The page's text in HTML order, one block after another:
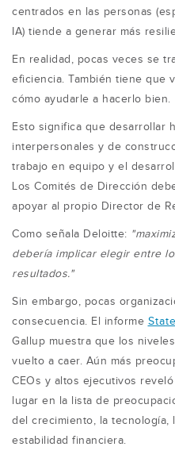
centrados en las personas
IA) tiende a generar más
En realidad, pocas veces se
eficiencia. También tiene que
cómo ayudarle a hacerlo bien.
Esto significa que desarrollar
interpersonales y de
trabajo en equipo y el
Los Comités de Dirección
apoyar al propio Director de
Como señala Deloitte:
debería implicar elegir entre
resultados."
Sin embargo, pocas
consecuencia. El informe
Gallup muestra que los
vuelto a caer. Aún más
CEOs y altos ejecutivos
lugar en la lista de
del crecimiento, la tecnología,
estabilidad financiera.